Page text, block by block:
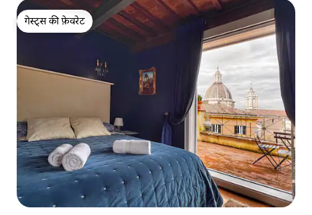
गेस्ट्स की फ़ेवरेट
गेस्ट्स की फ़ेवरेट